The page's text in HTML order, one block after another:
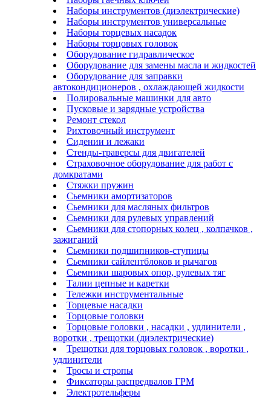
Наборы инструментов (диэлектрические)
Наборы инструментов универсальные
Наборы торцевых насадок
Наборы торцовых головок
Оборудование гидравлическое
Оборудование для замены масла и жидкостей
Оборудование для заправки
автокондиционеров , охлаждающей жидкости
Полировальные машинки для авто
Пусковые и зарядные устройства
Ремонт стекол
Рихтовочный инструмент
Сидении и лежаки
Стенды-траверсы для двигателей
Страховочное оборудование для работ с
домкратами
Стяжки пружин
Сьемники амортизаторов
Сьемники для масляных фильтров
Сьемники для рулевых управлений
Сьемники для стопорных колец , колпачков ,
зажиганий
Сьемники подшипников-ступицы
Сьемники сайлентблоков и рычагов
Сьемники шаровых опор, рулевых тяг
Талии цепные и каретки
Тележки инструментальные
Торцевые насадки
Торцовые головки
Торцовые головки , насадки , удлинители ,
воротки , трещотки (диэлектрические)
Трещотки для торцовых головок , воротки ,
удлинители
Тросы и стропы
Фиксаторы распредвалов ГРМ
Электротельферы